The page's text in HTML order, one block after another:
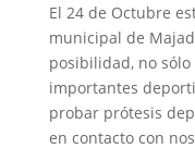
El 24 de Octubre
municipal de
posibilidad, no
importantes
probar prótesis
en contacto con